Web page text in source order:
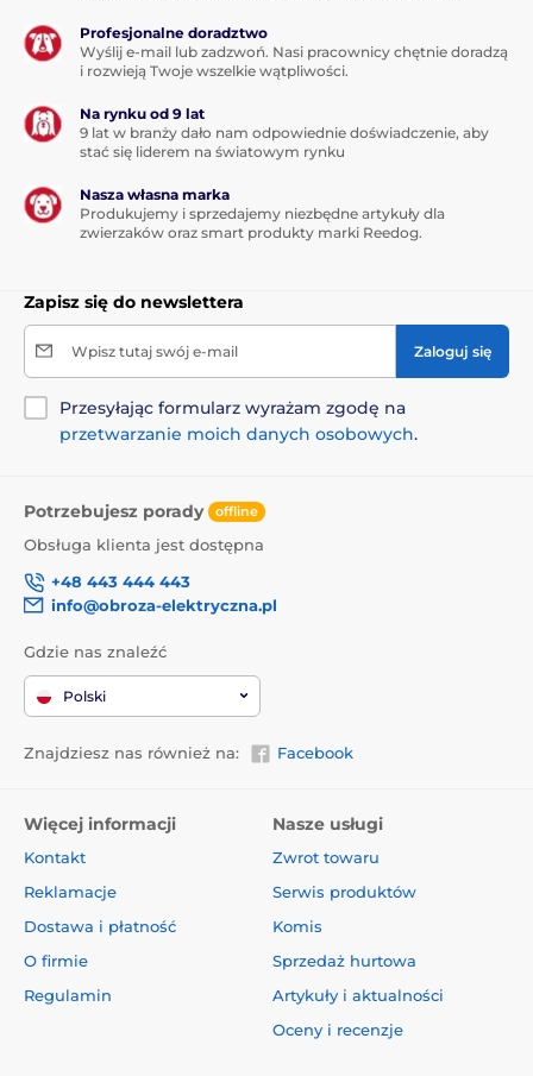
Profesjonalne doradztwo
Wyślij e-mail lub zadzwoń. Nasi pracownicy chętnie doradzą
i rozwieją Twoje wszelkie wątpliwości.
Na rynku od 9 lat
9 lat w branży dało nam odpowiednie doświadczenie, aby
stać się liderem na światowym rynku
Nasza własna marka
Produkujemy i sprzedajemy niezbędne artykuły dla
zwierzaków oraz smart produkty marki Reedog.
Zapisz się do newslettera
Wpisz tutaj swój e-mail Zaloguj się
Przesyłając formularz wyrażam zgodę na
przetwarzanie moich danych osobowych.
Potrzebujesz porady offline
Obsługa klienta jest dostępna
+48 443 444 443
info@obroza-elektryczna.pl
Gdzie nas znaleźć
Polski
Znajdziesz nas również na: Facebook
Więcej informacji
Kontakt
Reklamacje
Dostawa i płatność
O firmie
Regulamin
Nasze usługi
Zwrot towaru
Serwis produktów
Komis
Sprzedaż hurtowa
Artykuły i aktualności
Oceny i recenzje